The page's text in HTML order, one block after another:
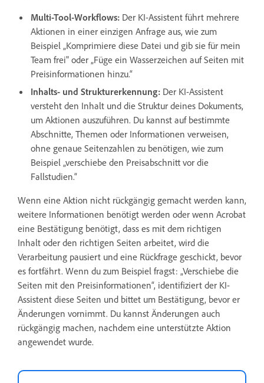
Multi-Tool-Workflows: Der KI-Assistent führt mehrere
Aktionen in einer einzigen Anfrage aus, wie zum
Beispiel „Komprimiere diese Datei und gib sie für mein
Team frei" oder „Füge ein Wasserzeichen auf Seiten mit
Preisinformationen hinzu.“
Inhalts- und Strukturerkennung: Der KI-Assistent
versteht den Inhalt und die Struktur deines Dokuments,
um Aktionen auszuführen. Du kannst auf bestimmte
Abschnitte, Themen oder Informationen verweisen,
ohne genaue Seitenzahlen zu benötigen, wie zum
Beispiel „verschiebe den Preisabschnitt vor die
Fallstudien.“
Wenn eine Aktion nicht rückgängig gemacht werden kann,
weitere Informationen benötigt werden oder wenn Acrobat
eine Bestätigung benötigt, dass es mit dem richtigen
Inhalt oder den richtigen Seiten arbeitet, wird die
Verarbeitung pausiert und eine Rückfrage geschickt, bevor
es fortfährt. Wenn du zum Beispiel fragst: „Verschiebe die
Seiten mit den Preisinformationen“, identifiziert der KI-
Assistent diese Seiten und bittet um Bestätigung, bevor er
Änderungen vornimmt. Du kannst Änderungen auch
rückgängig machen, nachdem eine unterstützte Aktion
angewendet wurde.